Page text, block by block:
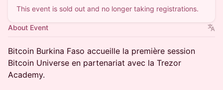
This event is sold out and no longer taking registrations.
About Event
Bitcoin Burkina Faso accueille la première session
Bitcoin Universe en partenariat avec la Trezor
Academy.